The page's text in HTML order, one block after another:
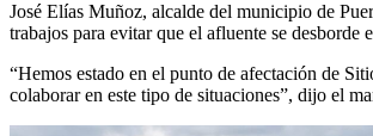
José Elías Muñoz, alcalde del municipio de
trabajos para evitar que el afluente se desborde
“Hemos estado en el punto de afectación de
colaborar en este tipo de situaciones”, dijo el